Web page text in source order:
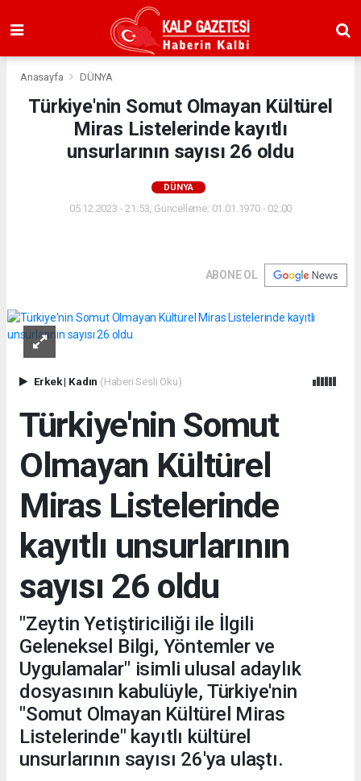
Anasayfa DÜNYA
Türkiye'nin Somut Olmayan Kültürel
Miras Listelerinde kayıtlı
unsurlarının sayısı 26 oldu
DÜNYA
05.12.2023 - 21:53, Güncelleme: 01.01.1970 - 02:00
ABONE OL
Erkek| Kadın (Haberi Sesli Oku)
Türkiye'nin Somut
Olmayan Kültürel
Miras Listelerinde
kayıtlı unsurlarının
sayısı 26 oldu
"Zeytin Yetiştiriciliği ile İlgili
Geleneksel Bilgi, Yöntemler ve
Uygulamalar" isimli ulusal adaylık
dosyasının kabulüyle, Türkiye'nin
"Somut Olmayan Kültürel Miras
Listelerinde" kayıtlı kültürel
unsurlarının sayısı 26'ya ulaştı.